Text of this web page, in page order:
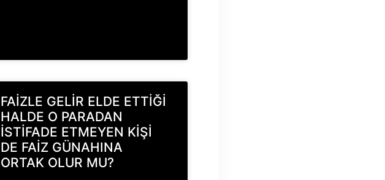
FAİZLE GELİR ELDE ETTİĞİ
HALDE O PARADAN
İSTİFADE ETMEYEN KİŞİ
DE FAİZ GÜNAHINA
ORTAK OLUR MU?